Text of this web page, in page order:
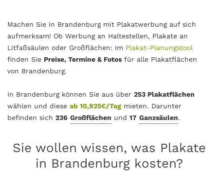
Machen Sie in Brandenburg mit Plakatwerbung auf sich
aufmerksam! Ob Werbung an Haltestellen, Plakate an
Litfaßsäulen oder Großflächen: Im Plakat-Planungstool
finden Sie Preise, Termine & Fotos für alle Plakatflächen
von Brandenburg.
In Brandenburg können Sie aus über 253 Plakatflächen
wählen und diese ab 10,925€/Tag mieten. Darunter
befinden sich 236 Großflächen und 17 Ganzsäulen.
Sie wollen wissen, was Plakate
in Brandenburg kosten?